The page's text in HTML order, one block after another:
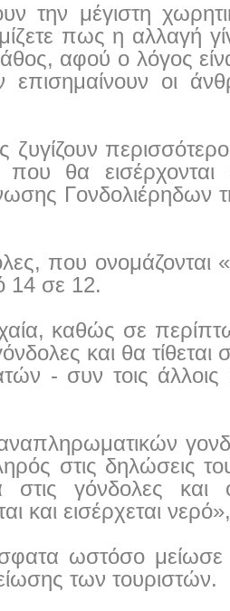
την μέγιστη
πως η αλλαγή
αφού ο λόγος
επισημαίνουν οι
ζυγίζουν
που θα εισέρχονται
Γονδολιέρηδων
που ονομάζονται
14 σε 12.
καθώς σε
και θα τίθεται
- συν τοις άλλοις
στις δηλώσεις
γόνδολες και
και εισέρχεται
ωστόσο μείωσε
των τουριστών.